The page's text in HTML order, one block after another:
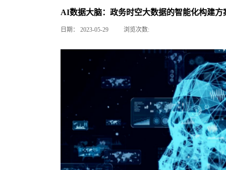
AI数据大脑：政务时空大数据的智能化构建方
日期： 2023-05-29 浏览次数: